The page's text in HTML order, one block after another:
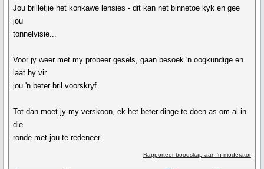
Jou brilletjie het konkawe lensies - dit kan net binnetoe kyk en gee
jou
tonnelvisie...
Voor jy weer met my probeer gesels, gaan besoek 'n oogkundige en
laat hy vir
jou 'n beter bril voorskryf.
Tot dan moet jy my verskoon, ek het beter dinge te doen as om al in
die
ronde met jou te redeneer.
Rapporteer boodskap aan 'n moderator